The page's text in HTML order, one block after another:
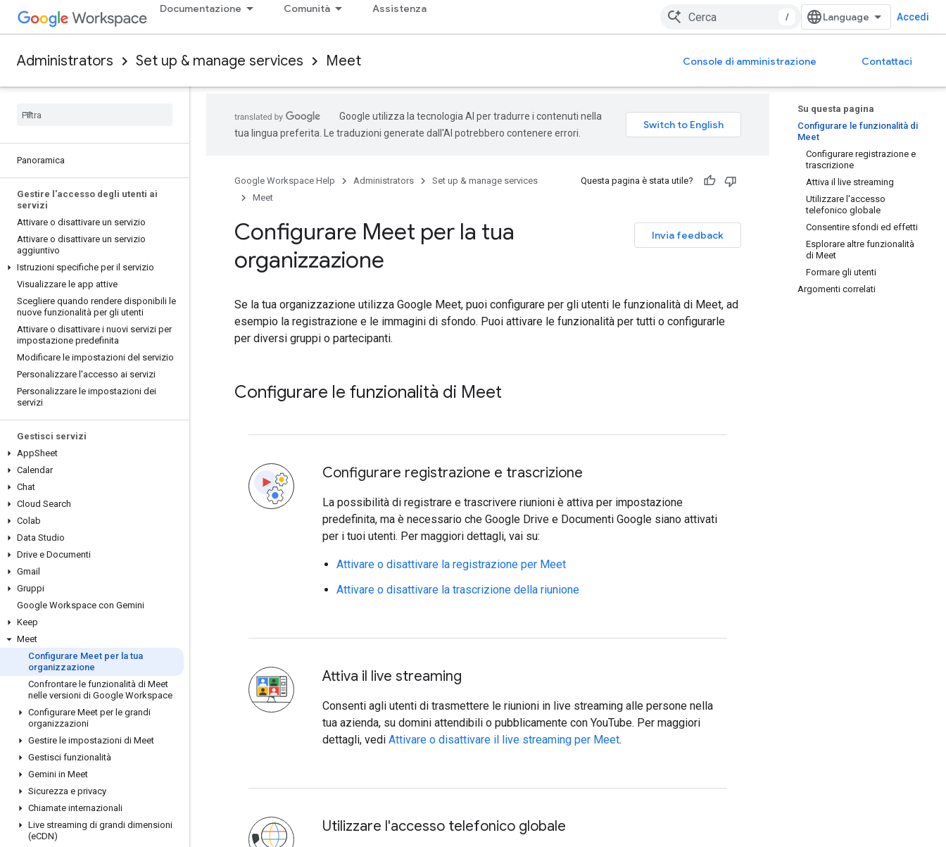
Documentazione Comunità Assistenza
/ Accedi
Administrators Set up & manage services Meet Console di amministrazione Contattaci
Panoramica
Gestire l'accesso degli utenti ai
servizi
Attivare o disattivare un servizio
Attivare o disattivare un servizio
aggiuntivo
Istruzioni specifiche per il servizio
Visualizzare le app attive
Scegliere quando rendere disponibili le
nuove funzionalità per gli utenti
Attivare o disattivare i nuovi servizi per
impostazione predefinita
Modificare le impostazioni del servizio
Personalizzare l'accesso ai servizi
Personalizzare le impostazioni dei
servizi
Gestisci servizi
AppSheet
Calendar
Chat
Cloud Search
Colab
Data Studio
Drive e Documenti
Gmail
Gruppi
Google Workspace con Gemini
Keep
Meet
Configurare Meet per la tua
organizzazione
Confrontare le funzionalità di Meet
nelle versioni di Google Workspace
Configurare Meet per le grandi
organizzazioni
Gestire le impostazioni di Meet
Gestisci funzionalità
Gemini in Meet
Sicurezza e privacy
Chiamate internazionali
Live streaming di grandi dimensioni
(eCDN)
Su questa pagina
Configurare le funzionalità di
Meet
Configurare registrazione e
trascrizione
Attiva il live streaming
Utilizzare l'accesso
telefonico globale
Consentire sfondi ed effetti
Esplorare altre funzionalità
di Meet
Formare gli utenti
Argomenti correlati
Google utilizza la tecnologia AI per tradurre i contenuti nella
tua lingua preferita. Le traduzioni generate dall'AI potrebbero contenere errori.
Google Workspace Help Administrators
Set up & manage services
Meet
Questa pagina è stata utile?
Invia feedback
Configurare Meet per la tua
organizzazione
Se la tua organizzazione utilizza Google Meet, puoi configurare per gli utenti le funzionalità di Meet, ad
esempio la registrazione e le immagini di sfondo. Puoi attivare le funzionalità per tutti o configurarle
per diversi gruppi o partecipanti.
Configurare le funzionalità di Meet
Configurare registrazione e trascrizione
La possibilità di registrare e trascrivere riunioni è attiva per impostazione
predefinita, ma è necessario che Google Drive e Documenti Google siano attivati
per i tuoi utenti. Per maggiori dettagli, vai su:
Attivare o disattivare la registrazione per Meet
Attivare o disattivare la trascrizione della riunione
Attiva il live streaming
Consenti agli utenti di trasmettere le riunioni in live streaming alle persone nella
tua azienda, su domini attendibili o pubblicamente con YouTube. Per maggiori
dettagli, vedi Attivare o disattivare il live streaming per Meet.
Utilizzare l'accesso telefonico globale